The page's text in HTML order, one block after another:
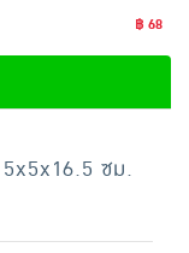
฿ 68
ซม.